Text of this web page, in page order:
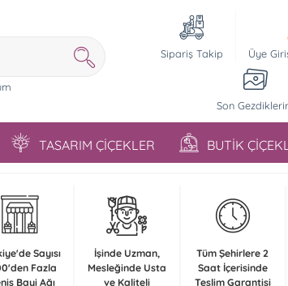
Sipariş Takip Üye
Son
TASARIM ÇİÇEKLER BUTİK
Sayısı
Fazla
Bayi Ağı
İşinde Uzman,
Mesleğinde Usta
ve Kaliteli
Tüm Şehirlere 2
Saat İçerisinde
Teslim Garantisi